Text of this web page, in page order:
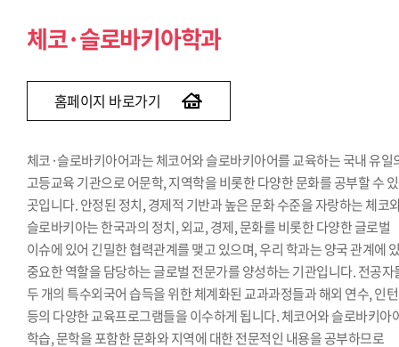
체코·슬로바키아학과
홈페이지 바로가기
체코·슬로바키아어과는 체코어와 슬로바키아어를 교육하는 국내 유일
고등교육 기관으로 어문학, 지역학을 비롯한 다양한 문화를 공부할 수
곳입니다. 안정된 정치, 경제적 기반과 높은 문화 수준을 자랑하는 체코
슬로바키아는 한국과의 정치, 외교, 경제, 문화를 비롯한 다양한 글로벌
이슈에 있어 긴밀한 협력관계를 맺고 있으며, 우리 학과는 양국 관계에
중요한 역할을 담당하는 글로벌 전문가를 양성하는 기관입니다. 전공자
두 개의 특수외국어 습득을 위한 체계화된 교과과정들과 해외 연수, 인
등의 다양한 교육프로그램들을 이수하게 됩니다. 체코어와 슬로바키아
학습, 문학을 포함한 문화와 지역에 대한 전문적인 내용을 공부하므로